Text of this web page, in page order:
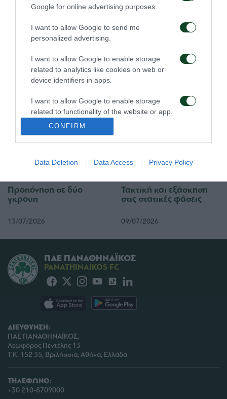
Google for online advertising purposes.
I want to allow Google to send me
personalized advertising.
I want to allow Google to enable storage
related to analytics like cookies on web or
device identifiers in apps.
I want to allow Google to enable storage
related to functionality of the website or app.
I want to allow Google to enable storage
related to personalization.
I want to allow Google to enable storage
functionality and fraud prevention, and other
user protection.
CONFIRM
Data Deletion Data Access Privacy Policy
Ήττα-μάθημα
15/07/2026
Προπόνηση και
14/07/2026
Προπόνηση σε δύο
γκρουπ
13/07/2026
Τακτική και εξάσκηση
στις στατικές φάσεις
09/07/2026
ΔΙΕΥΘΥΝΣΗ:
ΠΑΕ ΠΑΝΑΘΗΝΑΪΚΟΣ,
Λεωφόρος Πεντέλης 13
Τ.Κ. 152 35, Βριλήσσια, Αθήνα, Ελλάδα
ΤΗΛΕΦΩΝΟ:
+30 210-8709000
ΠΑΕ ΠΑΝΑΘΗΝΑΪΚΟΣ
PANATHINAIKOS FC